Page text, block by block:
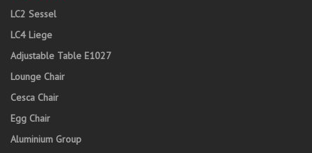
LC2 Sessel
LC4 Liege
Adjustable Table E1027
Lounge Chair
Cesca Chair
Egg Chair
Aluminium Group